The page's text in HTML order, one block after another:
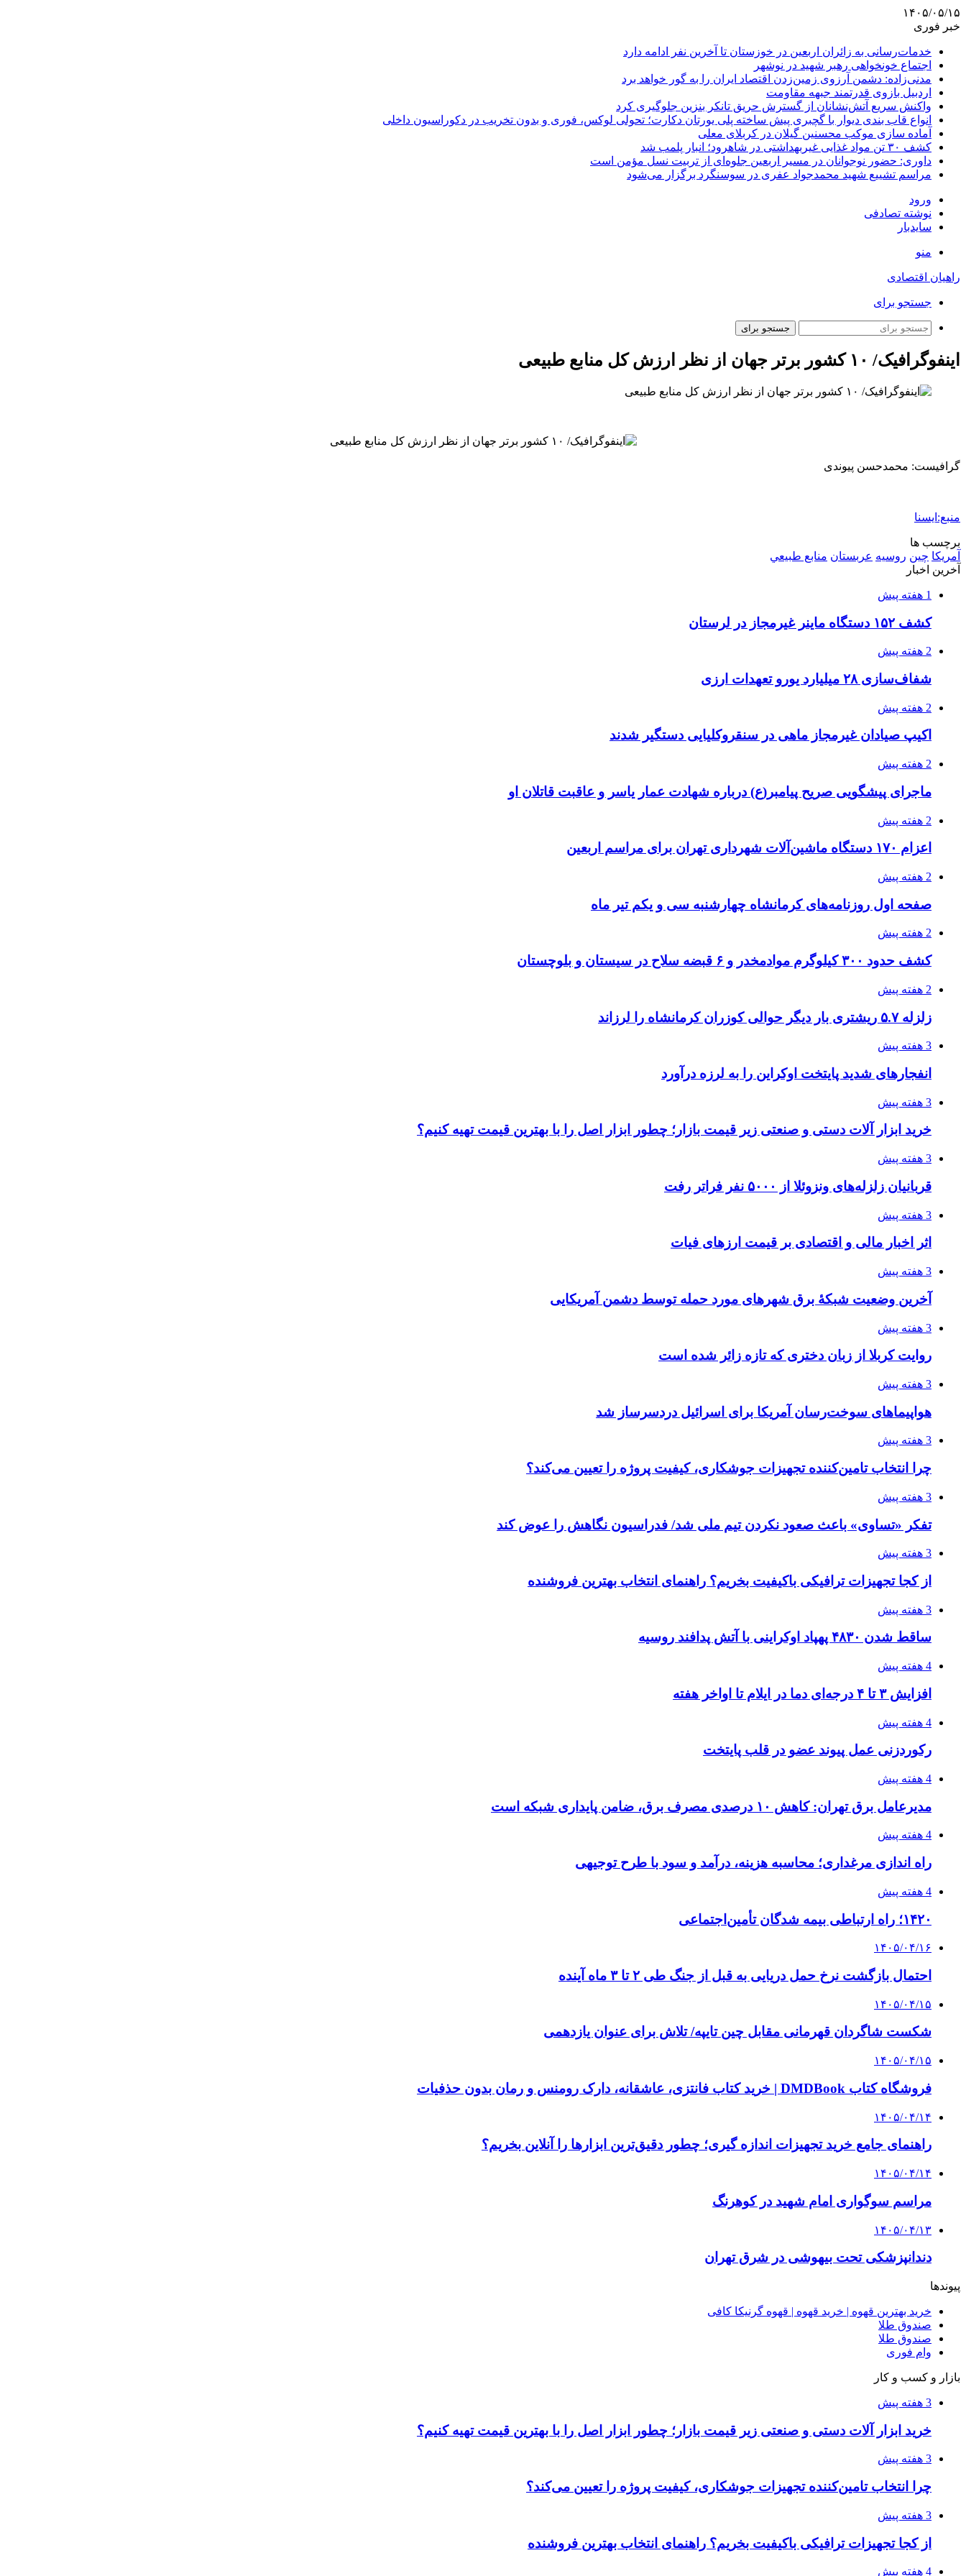
۱۴۰۵/۰۵/۱۵
خبر فوری
خدمات‌رسانی به زائران اربعین در خوزستان تا آخرین نفر ادامه دارد
اجتماع خونخواهی رهبر شهید در نوشهر
مدنی‌زاده: دشمن آرزوی زمین‌زدن اقتصاد ایران را به گور خواهد برد
اردبیل بازوی قدرتمند جبهه مقاومت
واکنش سریع آتش‌نشانان از گسترش حریق تانکر بنزین جلوگیری کرد
انواع قاب بندی دیوار با گچبری پیش ساخته پلی یورتان دکارت؛ تحولی لوکس، فوری و بدون تخریب در دکوراسیون داخلی
آماده سازی موکب محسنین گیلان در کربلای معلی
کشف ۳۰ تن مواد غذایی غیربهداشتی در شاهرود؛ انبار پلمب شد
داوری: حضور نوجوانان در مسیر اربعین جلوه‌ای از تربیت نسل مؤمن است
مراسم تشییع شهید محمدجواد عفری در سوسنگرد برگزار می‌شود
ورود
نوشته تصادفی
سایدبار
منو
راهیان اقتصادی
جستجو برای
جستجو برای
اینفوگرافیک/ ۱۰ کشور برتر جهان از نظر ارزش کل منابع طبیعی
گرافیست: محمدحسن پیوندی
منبع:ایسنا
برچسب ها
آمريكا چین روسيه عربستان منابع طبيعي
آخرین اخبار
1 هفته پیش
کشف ۱۵۲ دستگاه ماینر غیرمجاز در لرستان
2 هفته پیش
شفاف‌سازی ۲۸ میلیارد یورو تعهدات ارزی
2 هفته پیش
اکیپ صیادان غیرمجاز ماهی در سنقروکلیایی دستگیر شدند
2 هفته پیش
ماجرای پیشگویی صریح پیامبر(ع) درباره شهادت عمار یاسر و عاقبت قاتلان او
2 هفته پیش
اعزام ۱۷۰ دستگاه ماشین‌آلات شهرداری تهران برای مراسم اربعین
2 هفته پیش
صفحه اول روزنامه‌های کرمانشاه چهارشنبه سی و یکم تیر ماه
2 هفته پیش
کشف حدود ۳۰۰ کیلوگرم موادمخدر و ۶ قبضه سلاح در سیستان و بلوچستان
2 هفته پیش
زلزله ۵.۷ ریشتری بار دیگر حوالی کوزران کرمانشاه را لرزاند
3 هفته پیش
انفجارهای شدید پایتخت اوکراین را به لرزه درآورد
3 هفته پیش
خرید ابزار آلات دستی و صنعتی زیر قیمت بازار؛ چطور ابزار اصل را با بهترین قیمت تهیه کنیم؟
3 هفته پیش
قربانیان زلزله‌های ونزوئلا از ۵۰۰۰ نفر فراتر رفت
3 هفته پیش
اثر اخبار مالی و اقتصادی بر قیمت ارزهای فیات
3 هفته پیش
آخرین وضعیت شبکۀ برق شهرهای مورد حمله توسط دشمن آمریکایی
3 هفته پیش
روایت کربلا از زبان دختری که تازه زائر شده است
3 هفته پیش
هواپیماهای سوخت‌رسان آمریکا برای اسرائیل دردسرساز شد
3 هفته پیش
چرا انتخاب تامین‌کننده تجهیزات جوشکاری، کیفیت پروژه را تعیین می‌کند؟
3 هفته پیش
تفکر «تساوی» باعث صعود نکردن تیم ملی شد/ فدراسیون نگاهش را عوض کند
3 هفته پیش
از کجا تجهیزات ترافیکی باکیفیت بخریم؟ راهنمای انتخاب بهترین فروشنده
3 هفته پیش
ساقط شدن ۴۸۳۰ پهپاد اوکراینی با آتش پدافند روسیه
4 هفته پیش
افزایش ۳ تا ۴ درجه‌ای دما در ایلام تا اواخر هفته
4 هفته پیش
رکوردزنی عمل پیوند عضو در قلب پایتخت
4 هفته پیش
مدیرعامل برق تهران: کاهش ۱۰ درصدی مصرف برق، ضامن پایداری شبکه است
4 هفته پیش
راه اندازی مرغداری؛ محاسبه هزینه، درآمد و سود با طرح توجیهی
4 هفته پیش
۱۴۲۰؛ راه ارتباطی بیمه شدگان تأمین‌اجتماعی
۱۴۰۵/۰۴/۱۶
احتمال بازگشت نرخ حمل دریایی به قبل از جنگ طی ۲ تا ۳ ماه آینده
۱۴۰۵/۰۴/۱۵
شکست شاگردان قهرمانی مقابل چین تایپه/ تلاش برای عنوان یازدهمی
۱۴۰۵/۰۴/۱۵
فروشگاه کتاب DMDBook | خرید کتاب فانتزی، عاشقانه، دارک رومنس و رمان بدون حذفیات
۱۴۰۵/۰۴/۱۴
راهنمای جامع خرید تجهیزات اندازه گیری؛ چطور دقیق‌ترین ابزارها را آنلاین بخریم؟
۱۴۰۵/۰۴/۱۴
مراسم سوگواری امام شهید در کوهرنگ
۱۴۰۵/۰۴/۱۳
دندانپزشکی تحت بیهوشی در شرق تهران
پیوندها
خرید بهترین قهوه | خرید قهوه | قهوه گرنیکا کافی
صندوق طلا
صندوق طلا
وام فوری
بازار و کسب و کار
3 هفته پیش
خرید ابزار آلات دستی و صنعتی زیر قیمت بازار؛ چطور ابزار اصل را با بهترین قیمت تهیه کنیم؟
3 هفته پیش
چرا انتخاب تامین‌کننده تجهیزات جوشکاری، کیفیت پروژه را تعیین می‌کند؟
3 هفته پیش
از کجا تجهیزات ترافیکی باکیفیت بخریم؟ راهنمای انتخاب بهترین فروشنده
4 هفته پیش